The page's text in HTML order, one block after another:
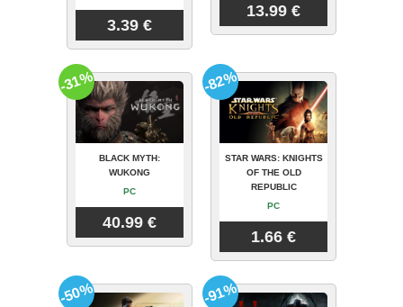
3.39 €
13.99 €
BLACK MYTH:
WUKONG
PC
40.99 €
-31%
STAR WARS: KNIGHTS
OF THE OLD
REPUBLIC
PC
1.66 €
-82%
-50% -91%